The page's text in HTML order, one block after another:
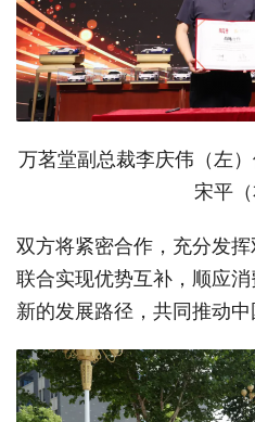
万茗堂副总裁李庆伟（左
宋平（
双方将紧密合作，充分发
联合实现优势互补，顺应
新的发展路径，共同推动中